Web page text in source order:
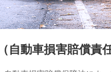
三者提供について
提供いたしません。
自動車損害賠償責